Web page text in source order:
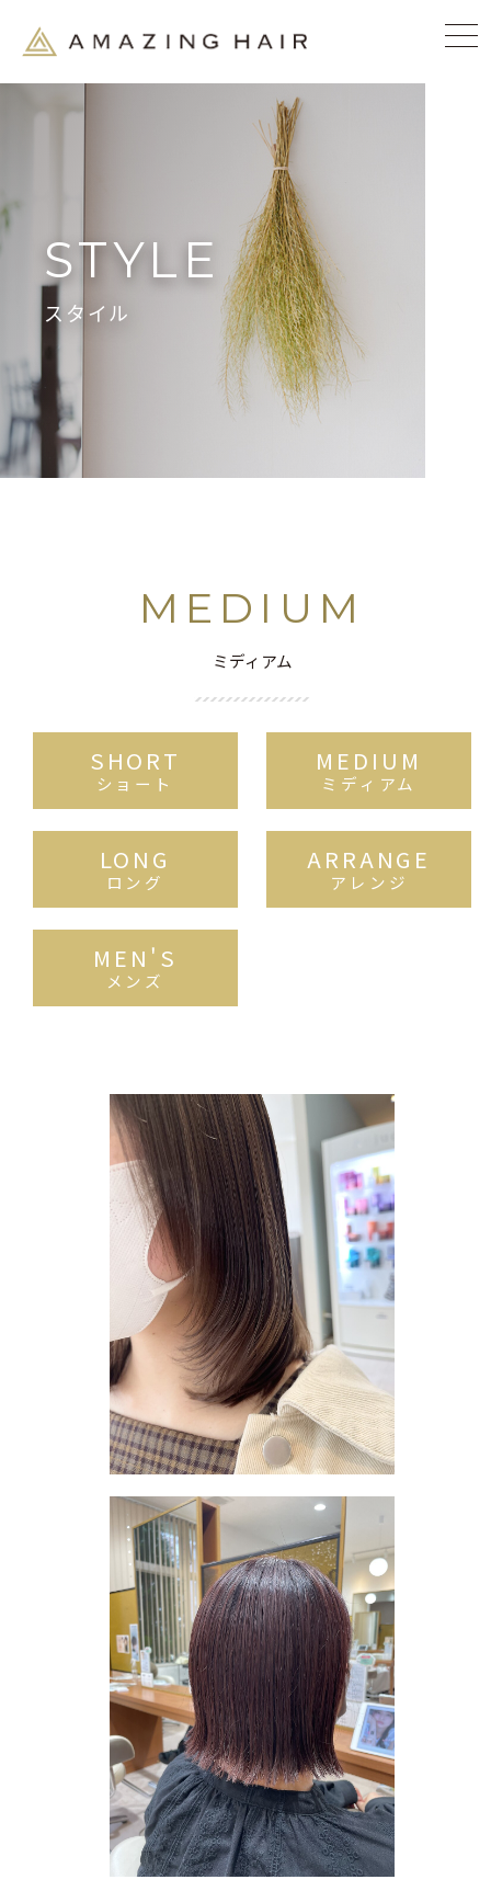
STYLE
スタイル
MEDIUM
ミディアム
SHORT
ショート
MEDIUM
ミディアム
LONG
ロング
ARRANGE
アレンジ
MEN'S
メンズ